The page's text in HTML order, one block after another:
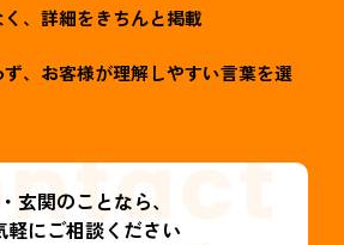
、詳細をきちんと掲載
、お客様が理解しやすい言葉を選
玄関のことなら、
軽にご相談ください